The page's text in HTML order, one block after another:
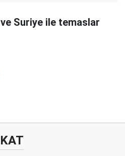
ve Suriye ile temaslar